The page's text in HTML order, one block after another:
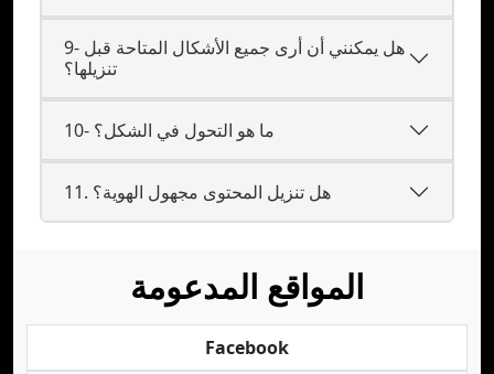
9- هل يمكنني أن أرى جميع الأشكال المتاحة قبل
تنزيلها؟
10- ما هو التحول في الشكل؟
11. هل تنزيل المحتوى مجهول الهوية؟
المواقع المدعومة
Facebook